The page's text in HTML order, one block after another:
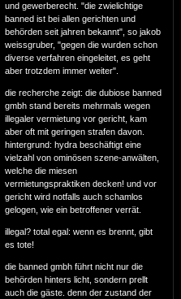
und gewerberecht. "die zwielichtige
banned ist bei allen gerichten und
behörden seit jahren bekannt", so jakob
weissgruber, "gegen die wurden schon
diverse verfahren eingeleitet, es geht
aber trotzdem immer weiter".
die recherche zeigt: die dubiose banned
gmbh stand bereits mehrmals wegen
illegaler vermietung vor gericht, kam
aber oft mit geringen strafen davon.
hintergrund: hydra beschäftigt eine
vielzahl von ominösen szene-anwälten,
welche die miesen
vermietungspraktiken decken! und vor
gericht wird notfalls auch schamlos
gelogen, wie ein betroffener verrät.
illegal? total egal: wenn es brennt, gibt
es tote!
die banned gmbh führt nicht nur die
behörden hinters licht, sondern prellt
auch die gäste. denn der zustand der